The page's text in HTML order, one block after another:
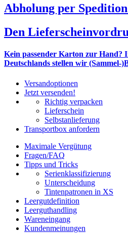
Abholung per
Den
Kein passender Karton zur Hand?
Deutschlands stellen wir (Sammel-
Versandoptionen
Jetzt versenden!
Richtig verpacken
Lieferschein
Selbstanlieferung
Transportbox anfordern
Maximale Vergütung
Fragen/FAQ
Tipps und Tricks
Serienklassifizierung
Unterscheidung
Tintenpatronen in XS
Leergutdefinition
Leerguthandling
Wareneingang
Kundenmeinungen